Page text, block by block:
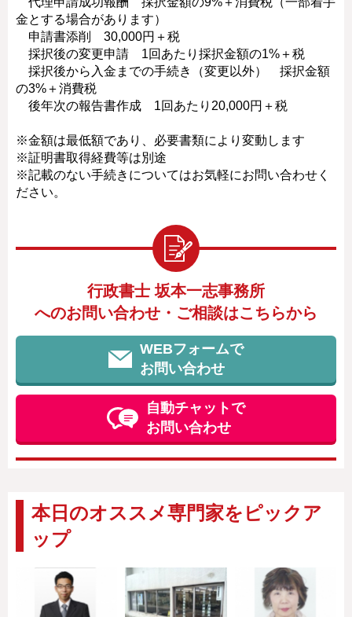
金とする場合があります）
申請書添削 30,000円＋税
採択後の変更申請 1回あたり採択金額の1%＋税
採択後から入金までの手続き（変更以外） 採択金額
の3%＋消費税
後年次の報告書作成 1回あたり20,000円＋税
※金額は最低額であり、必要書類により変動します
※証明書取得経費等は別途
※記載のない手続きについてはお気軽にお問い合わせく
ださい。
行政書士 坂本一志事務所
へのお問い合わせ・ご相談はこちらから
WEBフォームで
お問い合わせ
自動チャットで
お問い合わせ
本日のオススメ専門家をピックア
ップ